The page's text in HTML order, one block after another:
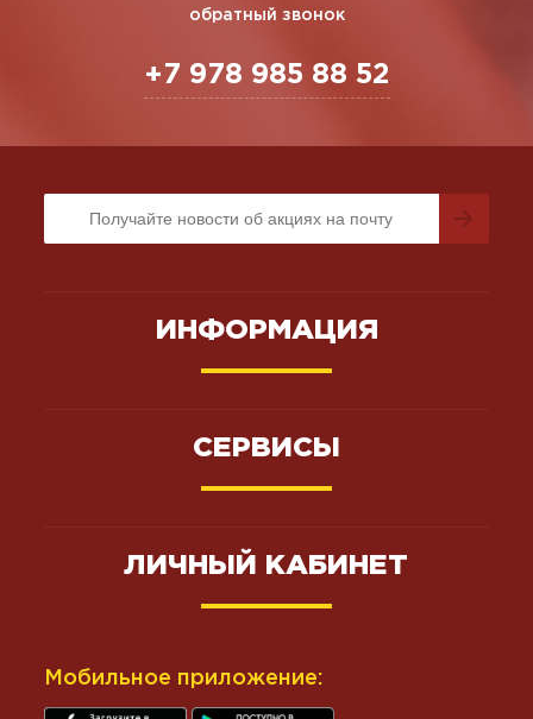
обратный звонок
+7 978 985 88 52
ИНФОРМАЦИЯ
СЕРВИСЫ
ЛИЧНЫЙ КАБИНЕТ
Мобильное приложение: